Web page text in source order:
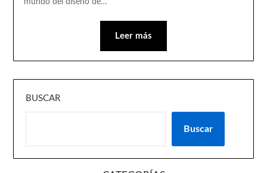
mundo del diseño de…
Leer más
BUSCAR
Buscar